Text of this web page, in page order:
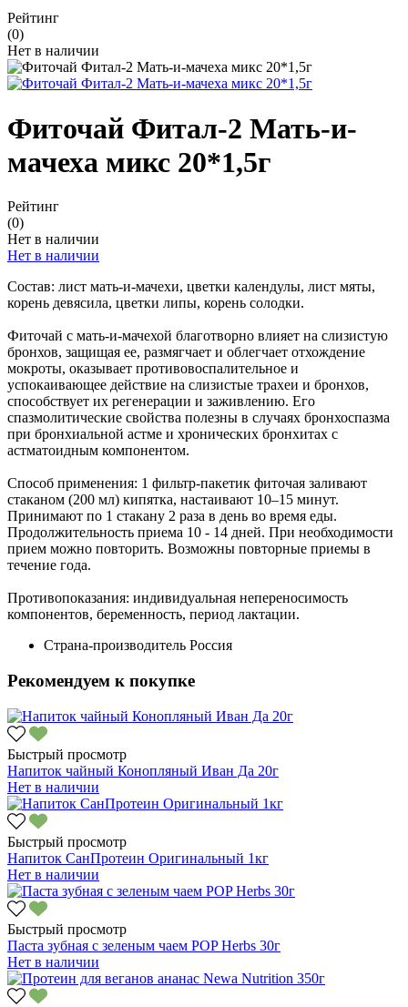
Рейтинг
(0)
Нет в наличии
Фиточай Фитал-2 Мать-и-
мачеха микс 20*1,5г
Рейтинг
(0)
Нет в наличии
Нет в наличии
Состав: лист мать-и-мачехи, цветки календулы, лист мяты,
корень девясила, цветки липы, корень солодки.
Фиточай с мать-и-мачехой благотворно влияет на слизистую
бронхов, защищая ее, размягчает и облегчает отхождение
мокроты, оказывает противовоспалительное и
успокаивающее действие на слизистые трахеи и бронхов,
способствует их регенерации и заживлению. Его
спазмолитические свойства полезны в случаях бронхоспазма
при бронхиальной астме и хронических бронхитах с
астматоидным компонентом.
Способ применения: 1 фильтр-пакетик фиточая заливают
стаканом (200 мл) кипятка, настаивают 10–15 минут.
Принимают по 1 стакану 2 раза в день во время еды.
Продолжительность приема 10 - 14 дней. При необходимости
прием можно повторить. Возможны повторные приемы в
течение года.
Противопоказания: индивидуальная непереносимость
компонентов, беременность, период лактации.
Страна-производитель Россия
Рекомендуем к покупке
Быстрый просмотр
Напиток чайный Конопляный Иван Да 20г
Нет в наличии
Быстрый просмотр
Напиток СанПротеин Оригинальный 1кг
Нет в наличии
Быстрый просмотр
Паста зубная с зеленым чаем POP Herbs 30г
Нет в наличии